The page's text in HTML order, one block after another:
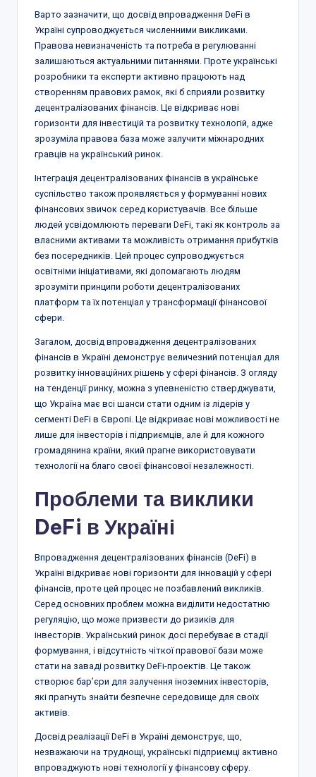
Варто зазначити, що досвід впровадження DeFi в
Україні супроводжується численними викликами.
Правова невизначеність та потреба в регулюванні
залишаються актуальними питаннями. Проте українські
розробники та експерти активно працюють над
створенням правових рамок, які б сприяли розвитку
децентралізованих фінансів. Це відкриває нові
горизонти для інвестицій та розвитку технологій, адже
зрозуміла правова база може залучити міжнародних
гравців на український ринок.
Інтеграція децентралізованих фінансів в українське
суспільство також проявляється у формуванні нових
фінансових звичок серед користувачів. Все більше
людей усвідомлюють переваги DeFi, такі як контроль за
власними активами та можливість отримання прибутків
без посередників. Цей процес супроводжується
освітніми ініціативами, які допомагають людям
зрозуміти принципи роботи децентралізованих
платформ та їх потенціал у трансформації фінансової
сфери.
Загалом, досвід впровадження децентралізованих
фінансів в Україні демонструє величезний потенціал для
розвитку інноваційних рішень у сфері фінансів. З огляду
на тенденції ринку, можна з упевненістю стверджувати,
що Україна має всі шанси стати одним із лідерів у
сегменті DeFi в Європі. Це відкриває нові можливості не
лише для інвесторів і підприємців, але й для кожного
громадянина країни, який прагне використовувати
технології на благо своєї фінансової незалежності.
Проблеми та виклики
DeFi в Україні
Впровадження децентралізованих фінансів (DeFi) в
Україні відкриває нові горизонти для інновацій у сфері
фінансів, проте цей процес не позбавлений викликів.
Серед основних проблем можна виділити недостатню
регуляцію, що може призвести до ризиків для
інвесторів. Український ринок досі перебуває в стадії
формування, і відсутність чіткої правової бази може
стати на заваді розвитку DeFi-проектів. Це також
створює бар’єри для залучення іноземних інвесторів,
які прагнуть знайти безпечне середовище для своїх
активів.
Досвід реалізації DeFi в Україні демонструє, що,
незважаючи на труднощі, українські підприємці активно
впроваджують нові технології у фінансову сферу.